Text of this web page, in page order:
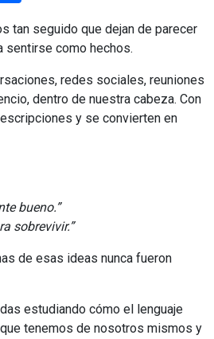
tan seguido que dejan de parecer
sentirse como hechos.
redes sociales, reuniones
dentro de nuestra cabeza. Con
y se convierten en
bueno.”
sobrevivir.”
de esas ideas nunca fueron
estudiando cómo el lenguaje
tenemos de nosotros mismos y